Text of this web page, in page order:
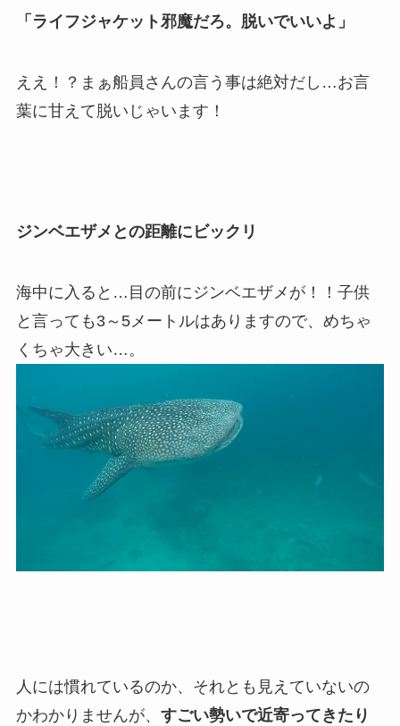
「ライフジャケット邪魔だろ。脱いでいいよ」
ええ！？まぁ船員さんの言う事は絶対だし…お言
葉に甘えて脱いじゃいます！
ジンベエザメとの距離にビックリ
海中に入ると…目の前にジンベエザメが！！子供
と言っても3～5メートルはありますので、めちゃ
くちゃ大きい…。
人には慣れているのか、それとも見えていないの
かわかりませんが、 すごい勢いで近寄ってきたり